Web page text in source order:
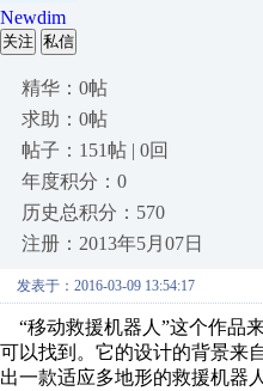
Newdim
关注 私信
精华：0帖
求助：0帖
帖子：151帖 | 0回
年度积分：0
历史总积分：570
注册：2013年5月07日
发表于：2016-03-09 13:54:17
“移动救援机器人”这个作品
可以找到。它的设计的背景来
出一款适应多地形的救援机器